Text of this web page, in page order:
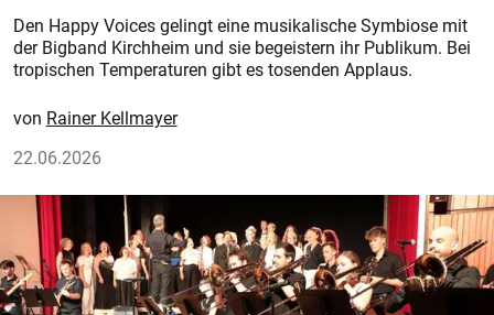
Den Happy Voices gelingt eine musikalische Symbiose mit
der Bigband Kirchheim und sie begeistern ihr Publikum. Bei
tropischen Temperaturen gibt es tosenden Applaus.
Rainer Kellmayer
22.06.2026